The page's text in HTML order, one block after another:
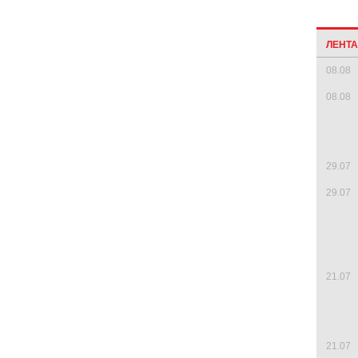
08.08
08.08
29.07
29.07
21.07
21.07